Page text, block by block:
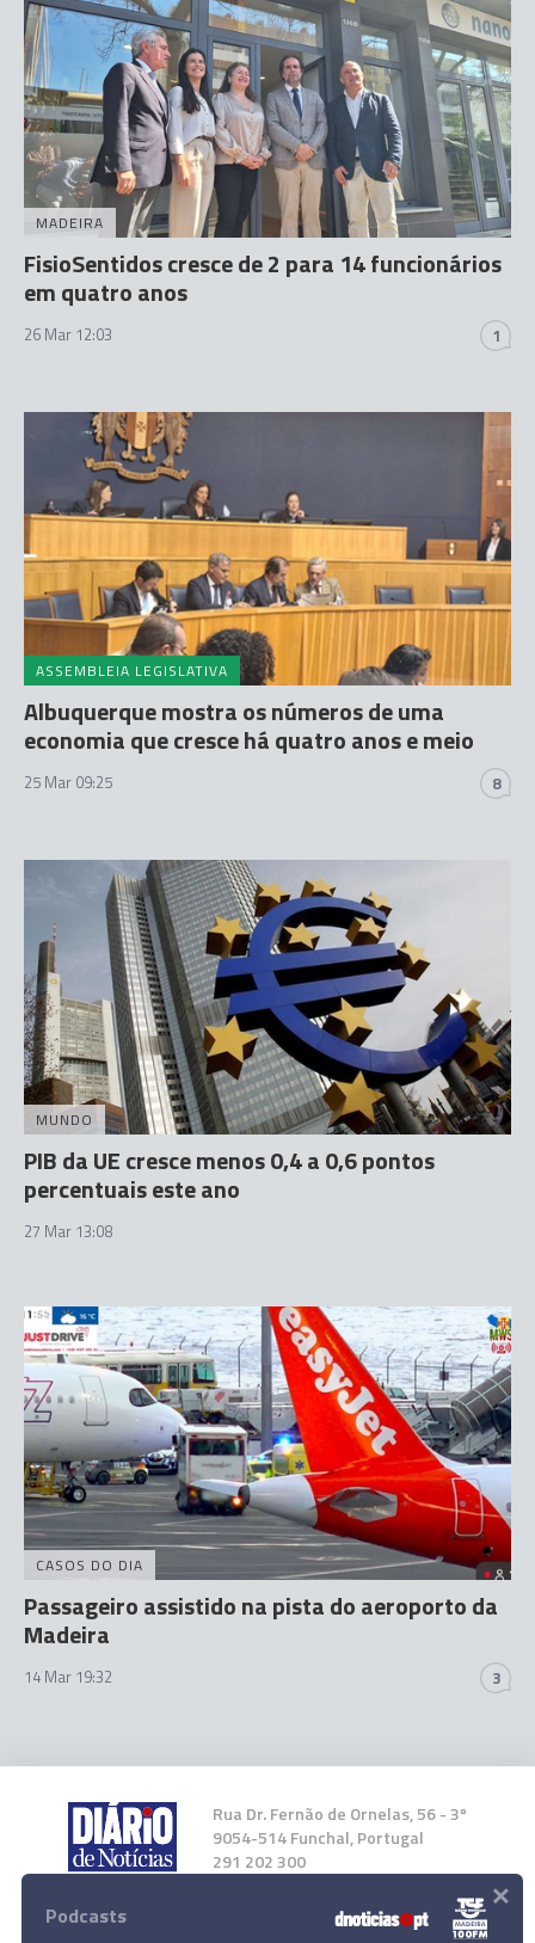
MADEIRA
FisioSentidos cresce de 2 para 14 funcionários
em quatro anos
26 Mar 12:03 1
ASSEMBLEIA LEGISLATIVA
Albuquerque mostra os números de uma
economia que cresce há quatro anos e meio
25 Mar 09:25 8
MUNDO
PIB da UE cresce menos 0,4 a 0,6 pontos
percentuais este ano
27 Mar 13:08
CASOS DO DIA
Passageiro assistido na pista do aeroporto da
Madeira
14 Mar 19:32 3
Rua Dr. Fernão de Ornelas, 56 - 3º
9054-514 Funchal, Portugal
291 202 300
Instale a nossa App
Podcasts ×